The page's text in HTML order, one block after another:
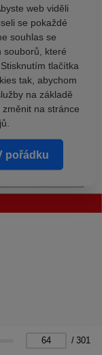
/ 301
web viděli
se pokaždé
souhlas se
souborů, které
tlačítka
tak, abychom
na základě
na stránce
pořádku